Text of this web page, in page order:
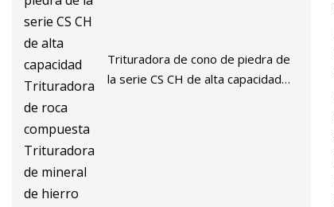
Trituradora de cono de piedra de
la serie CS CH de alta capacidad